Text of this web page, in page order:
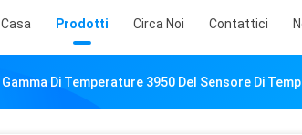
Casa Prodotti Circa Noi Contattici
Gamma Di Temperature 3950 Del Sensore Di